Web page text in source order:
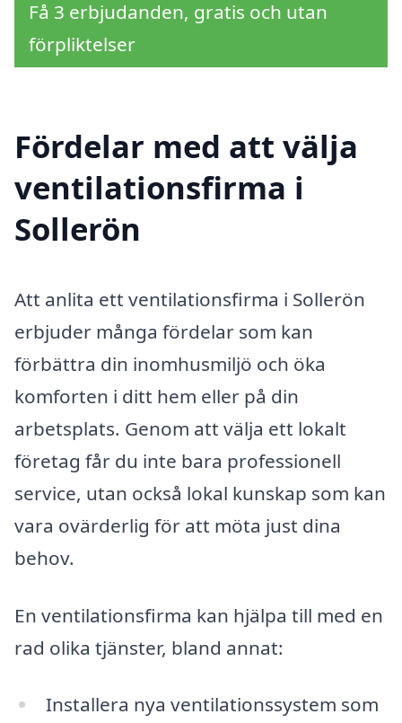
Få 3 erbjudanden, gratis och utan
förpliktelser
Fördelar med att välja
ventilationsfirma i
Sollerön
Att anlita ett ventilationsfirma i Sollerön
erbjuder många fördelar som kan
förbättra din inomhusmiljö och öka
komforten i ditt hem eller på din
arbetsplats. Genom att välja ett lokalt
företag får du inte bara professionell
service, utan också lokal kunskap som kan
vara ovärderlig för att möta just dina
behov.
En ventilationsfirma kan hjälpa till med en
rad olika tjänster, bland annat:
Installera nya ventilationssystem som